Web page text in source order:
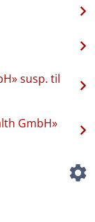
susp. til
GmbH»